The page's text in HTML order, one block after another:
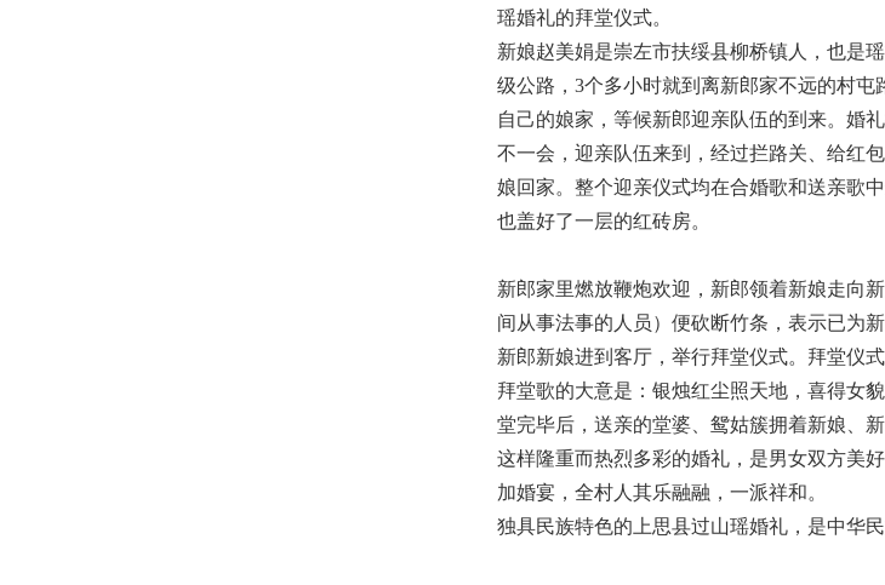
瑶婚礼的拜堂仪式。
新娘赵美娟是崇左市扶绥县柳桥镇人，也是
级公路，3个多小时就到离新郎家不远的村
自己的娘家，等候新郎迎亲队伍的到来。婚
不一会，迎亲队伍来到，经过拦路关、给红
娘回家。整个迎亲仪式均在合婚歌和送亲歌
也盖好了一层的红砖房。
新郎家里燃放鞭炮欢迎，新郎领着新娘走向
间从事法事的人员）便砍断竹条，表示已为
新郎新娘进到客厅，举行拜堂仪式。拜堂仪
拜堂歌的大意是：银烛红尘照天地，喜得女
堂完毕后，送亲的堂婆、鸳姑簇拥着新娘、
这样隆重而热烈多彩的婚礼，是男女双方美
加婚宴，全村人其乐融融，一派祥和。
独具民族特色的上思县过山瑶婚礼，是中华